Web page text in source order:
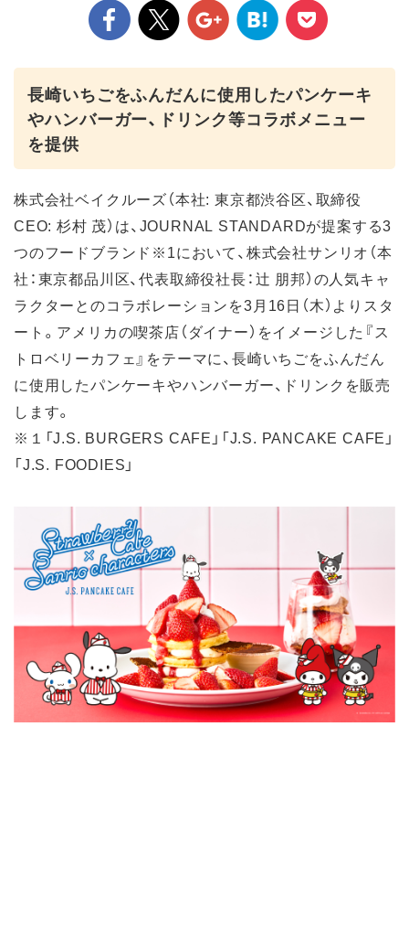
長崎いちごをふんだんに使用したパンケーキ
やハンバーガー、ドリンク等コラボメニュー
を提供
株式会社ベイクルーズ（本社: 東京都渋谷区、取締役
CEO: 杉村 茂）は、JOURNAL STANDARDが提案する3
つのフードブランド※1において、株式会社サンリオ（本
社：東京都品川区、代表取締役社長：辻 朋邦）の人気キャ
ラクターとのコラボレーションを3月16日（木）よりスタ
ート。アメリカの喫茶店（ダイナー）をイメージした『ス
トロベリーカフェ』をテーマに、長崎いちごをふんだん
に使用したパンケーキやハンバーガー、ドリンクを販売
します。
※１「J.S. BURGERS CAFE」「J.S. PANCAKE CAFE」
「J.S. FOODIES」